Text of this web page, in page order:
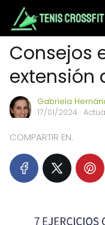
Consejos
extensión
Gabriela
17/01/2024 ·
COMPARTIR EN: